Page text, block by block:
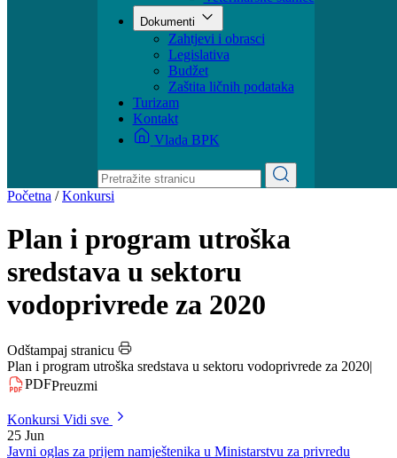
Organizacije
Lista organizacija
Veterinarske stanice
Dokumenti
Zahtjevi i obrasci
Legislativa
Budžet
Zaštita ličnih podataka
Turizam
Kontakt
Vlada BPK
Početna / Konkursi
Plan i program utroška
sredstava u sektoru
vodoprivrede za 2020
Plan i program utroška sredstava u sektoru vodoprivrede za 2020
PDF